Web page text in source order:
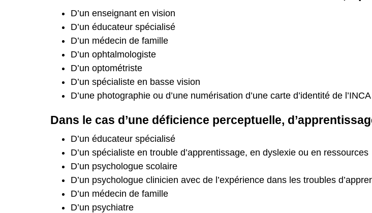
D’un enseignant en vision
D’un éducateur spécialisé
D’un médecin de famille
D’un ophtalmologiste
D’un optométriste
D’un spécialiste en basse vision
D’une photographie ou d’une numérisation d’une carte d’identité de l’INCA
Dans le cas d’une déficience perceptuelle,
D’un éducateur spécialisé
D’un spécialiste en trouble d’apprentissage, en dyslexie ou en ressources
D’un psychologue scolaire
D’un psychologue clinicien avec de l’expérience dans les troubles
D’un médecin de famille
D’un psychiatre